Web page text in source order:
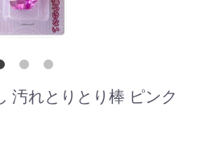
汚れとりとり棒 ピンク